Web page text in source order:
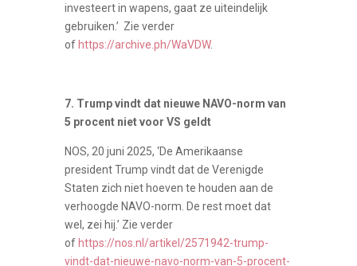
investeert in wapens, gaat ze uiteindelijk
gebruiken.’ Zie verder
of https://archive.ph/WaVDW.
7. Trump vindt dat nieuwe NAVO-norm van
5 procent niet voor VS geldt
NOS, 20 juni 2025, ‘De Amerikaanse
president Trump vindt dat de Verenigde
Staten zich niet hoeven te houden aan de
verhoogde NAVO-norm. De rest moet dat
wel, zei hij.’ Zie verder
of https://nos.nl/artikel/2571942-trump-
vindt-dat-nieuwe-navo-norm-van-5-procent-